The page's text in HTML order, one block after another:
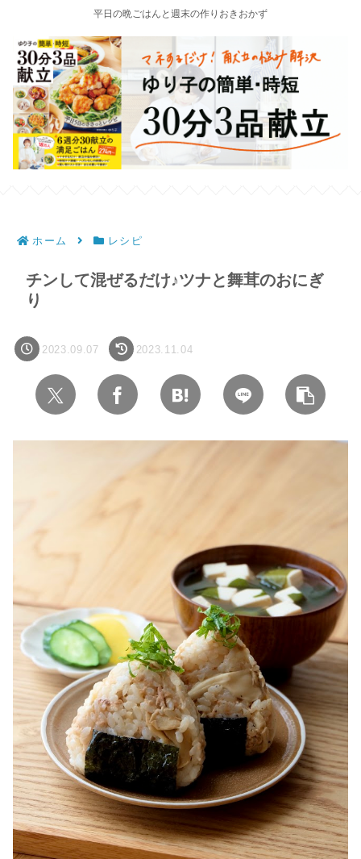
平日の晩ごはんと週末の作りおきおかず
ホーム レシピ
チンして混ぜるだけ♪ツナと舞茸のおにぎ
り
2023.09.07 2023.11.04